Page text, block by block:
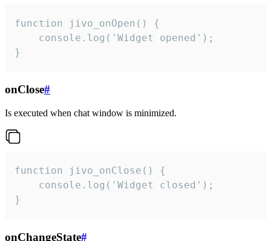
function jivo_onOpen() {
    console.log('Widget opened');
}
onClose#
Is executed when chat window is minimized.
function jivo_onClose() {
    console.log('Widget closed');
}
onChangeState#